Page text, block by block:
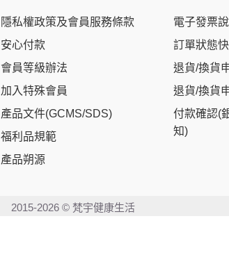
隱私權政策及會員服務條款
安心付款
會員等級辦法
加入特殊會員
產品文件(GCMS/SDS)
福利品規範
產品朔源
電子發票
訂單狀態
退貨/換貨
退貨/換貨
付款確認(
知)
2015-2026 © 梵宇健康生活